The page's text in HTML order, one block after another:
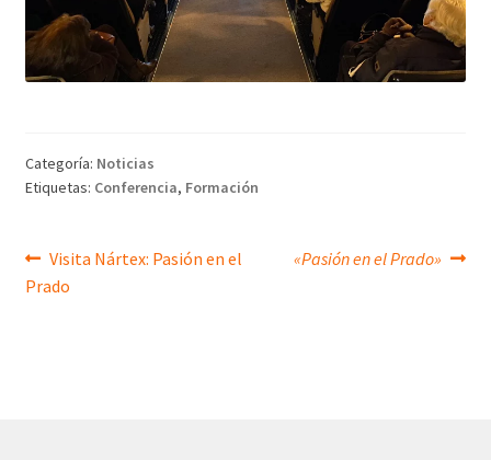
Categoría: Noticias
Etiquetas: Conferencia, Formación
Navegación
de
Anterior:
Visita Nártex: Pasión en el
Prado
Siguiente:
«Pasión en el Prado»